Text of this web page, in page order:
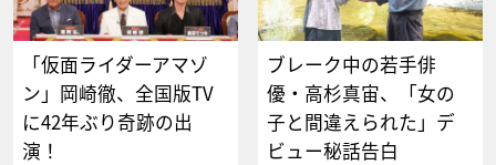
「仮面ライダーアマゾ
ン」岡崎徹、全国版TV
に42年ぶり奇跡の出
演！
ブレーク中の若手俳
優・高杉真宙、「女の
子と間違えられた」デ
ビュー秘話告白